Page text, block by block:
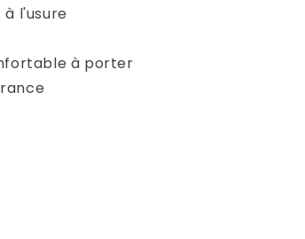
à l'usure
à porter